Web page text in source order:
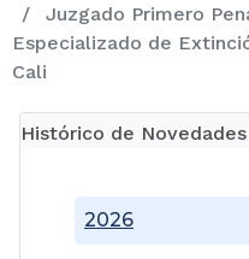
Juzgado Primero
Especializado de
Cali
Histórico de Novedades
2026